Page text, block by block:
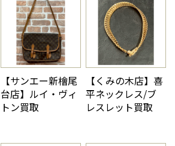
【サンエー新檜尾
台店】ルイ・ヴィ
トン買取
【くみの木店】喜
平ネックレス/ブ
レスレット買取